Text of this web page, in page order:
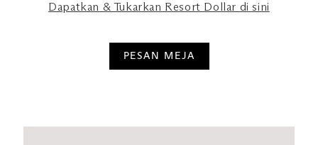
Dapatkan & Tukarkan Resort Dollar di sini
PESAN MEJA